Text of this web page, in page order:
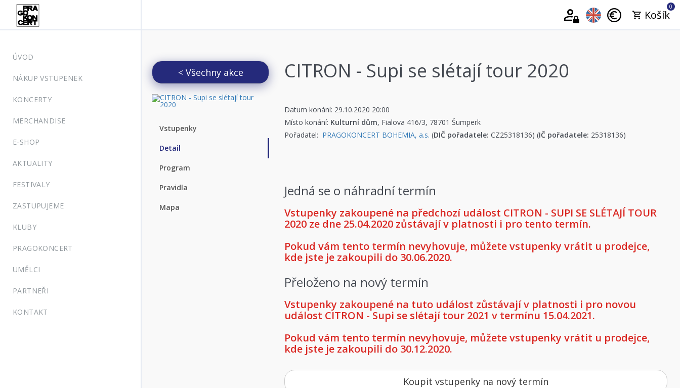
0
Košík
ÚVOD
NÁKUP VSTUPENEK
KONCERTY
MERCHANDISE
E-SHOP
AKTUALITY
FESTIVALY
ZASTUPUJEME
KLUBY
PRAGOKONCERT
UMĚLCI
PARTNEŘI
KONTAKT
< Všechny akce
Vstupenky
Detail
Program
Pravidla
Mapa
CITRON - Supi se slétají tour 2020
Datum konání: 29.10.2020 20:00
Místo konání: Kulturní dům, Fialova 416/3, 78701 Šumperk
Pořadatel: PRAGOKONCERT BOHEMIA, a.s. (DIČ pořadatele: CZ25318136) (IČ pořadatele: 25318136)
Jedná se o náhradní termín
Vstupenky zakoupené na předchozí událost CITRON - SUPI SE SLÉTAJÍ TOUR
2020 ze dne 25.04.2020 zůstávají v platnosti i pro tento termín.
Pokud vám tento termín nevyhovuje, můžete vstupenky vrátit u prodejce,
kde jste je zakoupili do 30.06.2020.
Přeloženo na nový termín
Vstupenky zakoupené na tuto událost zůstávají v platnosti i pro novou
událost CITRON - Supi se slétají tour 2021 v termínu 15.04.2021.
Pokud vám tento termín nevyhovuje, můžete vstupenky vrátit u prodejce,
kde jste je zakoupili do 30.12.2020.
Koupit vstupenky na nový termín